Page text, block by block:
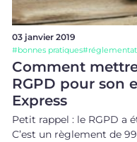
03 janvier 2019
#bonnes pratiques#
Comment
RGPD pour son
Express
Petit rappel : le RGPD a
C’est un règlement de